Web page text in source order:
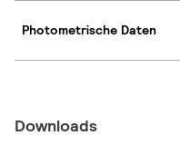
Photometrische Daten
Downloads